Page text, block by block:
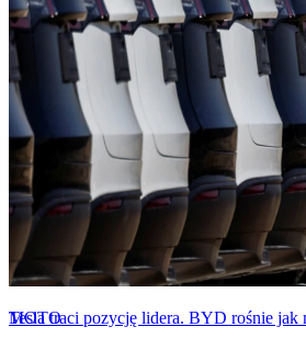
MOTO
Tesla traci pozycję lidera. BYD rośnie jak